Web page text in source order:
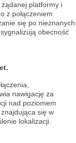
platformy i
z połączeniem
się po nieznanych
obecność
nawigację za
nad poziomem
się w
lokalizacji.